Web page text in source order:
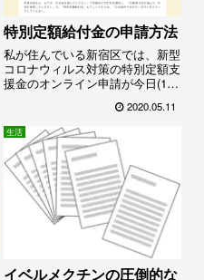
特別定額給付金の申請方法
私が住んでいる新宿区では、新型
コロナウィルス対策の特別定額支
援金のオンライン申請が今日(11
パスワードを忘れた人たちでごっ
た返している役所の様子とか、オ
ンライン申請自体も混雑してつな
がりにくいとか伝えているが、私
が今日昼前にやってみた感じでは
特に混雑している印象はなかっ
た.....
2020.05.11
生活
イベルメクチンの圧倒的な